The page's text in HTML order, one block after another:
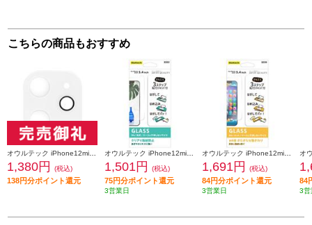
こちらの商品もおすすめ
1,380円 (税込)
138円分ポイント還元
1,501円 (税込)
75円分ポイント還元
3営業日
1,691円 (税込)
84円分ポイント還元
3営業日
84
3営